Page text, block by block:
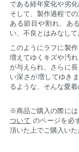
である経年変化や劣
そして、製作過程で
ある節目や割れ、あ
い、不良とはみなして
このようにラフに製
増えてゆくキズや汚
が与えられ、さらに
い深さが増してゆき
るような、そんな愛
※商品ご購入の際には
ついて のページを必
頂いた上でご購入いた